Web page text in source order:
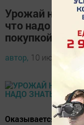
Урожай на
что надо
покупкой
автор, 10 июля 2016
Оказывается, из 11